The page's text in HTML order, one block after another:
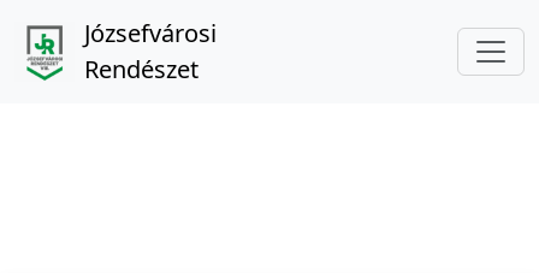
Józsefvárosi
Rendészet